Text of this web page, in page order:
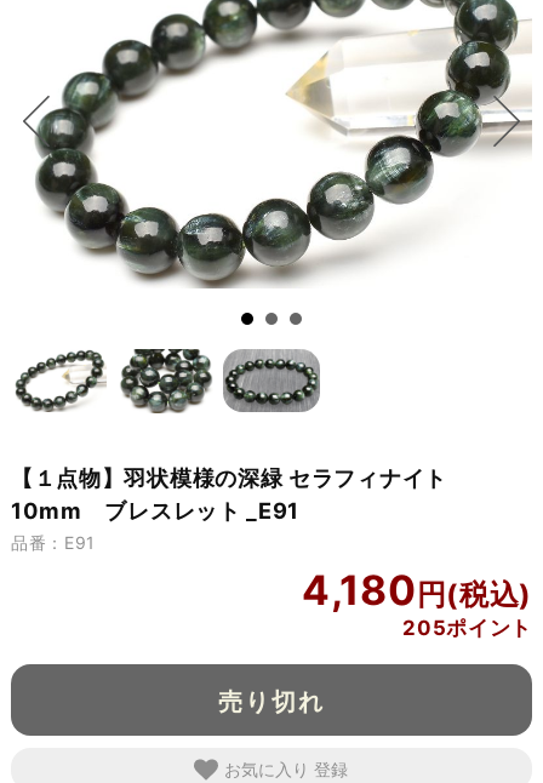
【１点物】羽状模様の深緑 セラフィナイト
10mm ブレスレット _E91
品番：E91
4,180
205ポイント
売り切れ
お気に入り